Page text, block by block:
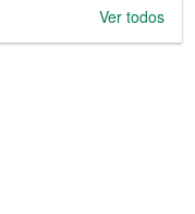
Ver todos